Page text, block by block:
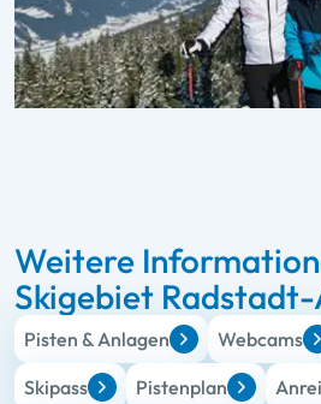
Weitere
Skigebiet
Pisten & Anlagen Webcams
Skipass
Pistenplan